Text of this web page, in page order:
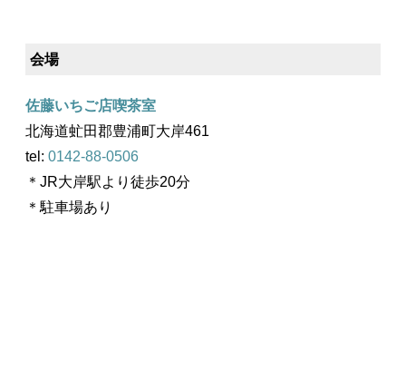
会場
佐藤いちご店喫茶室
北海道虻田郡豊浦町大岸461
tel: 0142-88-0506
＊JR大岸駅より徒歩20分
＊駐車場あり